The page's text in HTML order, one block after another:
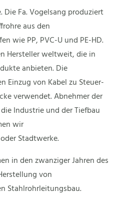
Die Fa. Vogelsang produziert
aus den
wie PP, PVC-U und PE-HD.
Hersteller weltweit, die in
anbieten. Die
Einzug von Kabel zu Steuer-
verwendet. Abnehmer der
Industrie und der Tiefbau
wir
Stadtwerke.
in den zwanziger Jahren des
von
Stahlrohrleitungsbau.